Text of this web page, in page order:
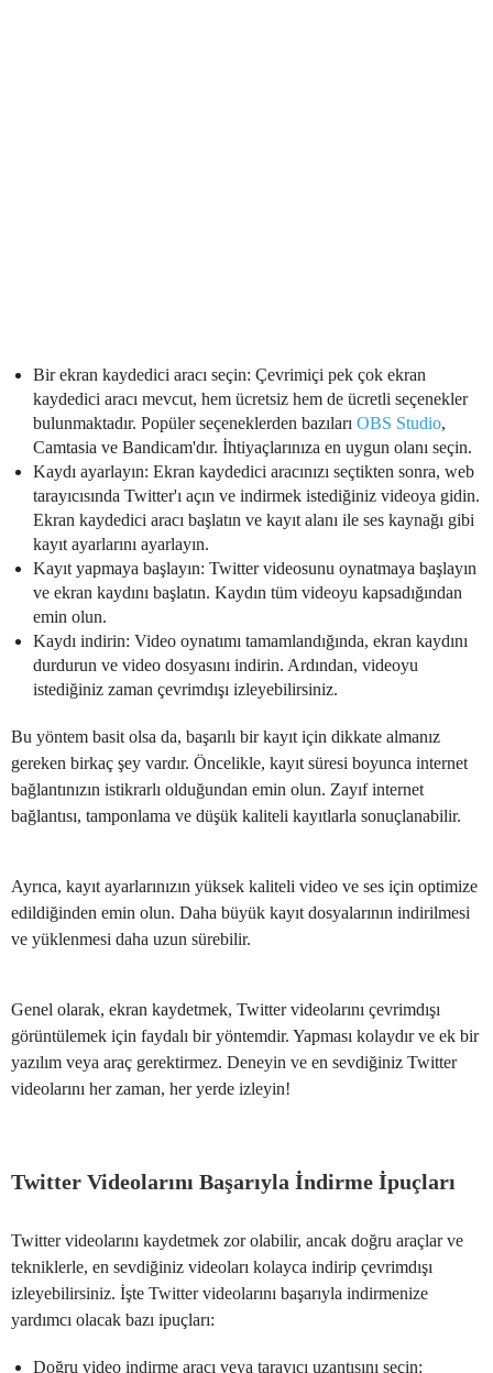
Bir ekran kaydedici aracı seçin: Çevrimiçi pek çok ekran
kaydedici aracı mevcut, hem ücretsiz hem de ücretli seçenekler
bulunmaktadır. Popüler seçeneklerden bazıları OBS Studio,
Camtasia ve Bandicam'dır. İhtiyaçlarınıza en uygun olanı seçin.
Kaydı ayarlayın: Ekran kaydedici aracınızı seçtikten sonra, web
tarayıcısında Twitter'ı açın ve indirmek istediğiniz videoya gidin.
Ekran kaydedici aracı başlatın ve kayıt alanı ile ses kaynağı gibi
kayıt ayarlarını ayarlayın.
Kayıt yapmaya başlayın: Twitter videosunu oynatmaya başlayın
ve ekran kaydını başlatın. Kaydın tüm videoyu kapsadığından
emin olun.
Kaydı indirin: Video oynatımı tamamlandığında, ekran kaydını
durdurun ve video dosyasını indirin. Ardından, videoyu
istediğiniz zaman çevrimdışı izleyebilirsiniz.
Bu yöntem basit olsa da, başarılı bir kayıt için dikkate almanız
gereken birkaç şey vardır. Öncelikle, kayıt süresi boyunca internet
bağlantınızın istikrarlı olduğundan emin olun. Zayıf internet
bağlantısı, tamponlama ve düşük kaliteli kayıtlarla sonuçlanabilir.
Ayrıca, kayıt ayarlarınızın yüksek kaliteli video ve ses için optimize
edildiğinden emin olun. Daha büyük kayıt dosyalarının indirilmesi
ve yüklenmesi daha uzun sürebilir.
Genel olarak, ekran kaydetmek, Twitter videolarını çevrimdışı
görüntülemek için faydalı bir yöntemdir. Yapması kolaydır ve ek bir
yazılım veya araç gerektirmez. Deneyin ve en sevdiğiniz Twitter
videolarını her zaman, her yerde izleyin!
Twitter Videolarını Başarıyla İndirme İpuçları
Twitter videolarını kaydetmek zor olabilir, ancak doğru araçlar ve
tekniklerle, en sevdiğiniz videoları kolayca indirip çevrimdışı
izleyebilirsiniz. İşte Twitter videolarını başarıyla indirmenize
yardımcı olacak bazı ipuçları:
Doğru video indirme aracı veya tarayıcı uzantısını seçin: